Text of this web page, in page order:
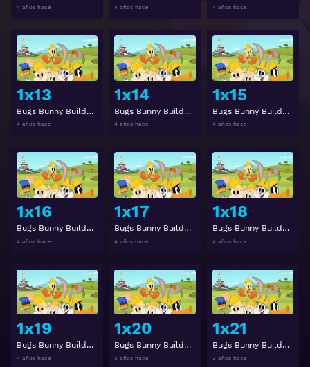
4 años hace 4 años hace 4 años hace
1x13
Bugs Bunny Builders Temporada 1 Capitulo 13
4 años hace
Ver
1x14
Bugs Bunny Builders Temporada 1 Capitulo 14
4 años hace
Ver
1x15
Bugs Bunny Builders Temporada 1 Capitulo 15
4 años hace
1x16
Bugs Bunny Builders Temporada 1 Capitulo 16
4 años hace
Ver
1x17
Bugs Bunny Builders Temporada 1 Capitulo 17
4 años hace
Ver
1x18
Bugs Bunny Builders Temporada 1 Capitulo 18
4 años hace
1x19
Bugs Bunny Builders Temporada 1 Capitulo 19
4 años hace
Ver
1x20
Bugs Bunny Builders Temporada 1 Capitulo 20
3 años hace
Ver
1x21
Bugs Bunny Builders Temporada 1 Capitulo 21
3 años hace